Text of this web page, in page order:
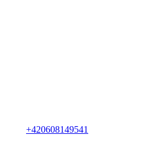
+420608149541